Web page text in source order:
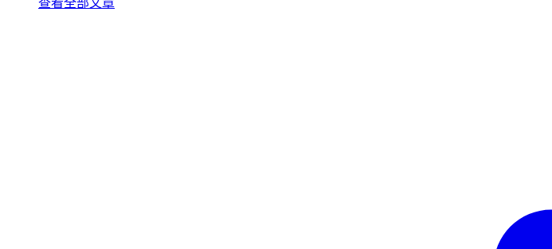
查看全部文章